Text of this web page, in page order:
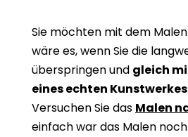
Sie möchten mit dem
wäre es, wenn Sie die
überspringen und gleich
eines echten
Versuchen Sie das Malen
einfach war das Malen